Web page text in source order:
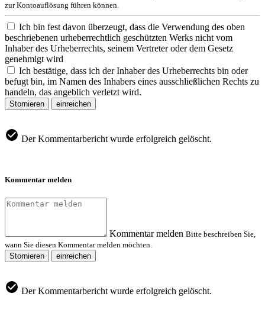
zur Kontoauflösung führen können.
Ich bin fest davon überzeugt, dass die Verwendung des oben
beschriebenen urheberrechtlich geschützten Werks nicht vom
Inhaber des Urheberrechts, seinem Vertreter oder dem Gesetz
genehmigt wird
Ich bestätige, dass ich der Inhaber des Urheberrechts bin oder
befugt bin, im Namen des Inhabers eines ausschließlichen Rechts zu
handeln, das angeblich verletzt wird.
Stornieren einreichen
Der Kommentarbericht wurde erfolgreich gelöscht.
Kommentar melden
Kommentar melden Bitte beschreiben Sie,
wann Sie diesen Kommentar melden möchten.
Stornieren
einreichen
Der Kommentarbericht wurde erfolgreich gelöscht.